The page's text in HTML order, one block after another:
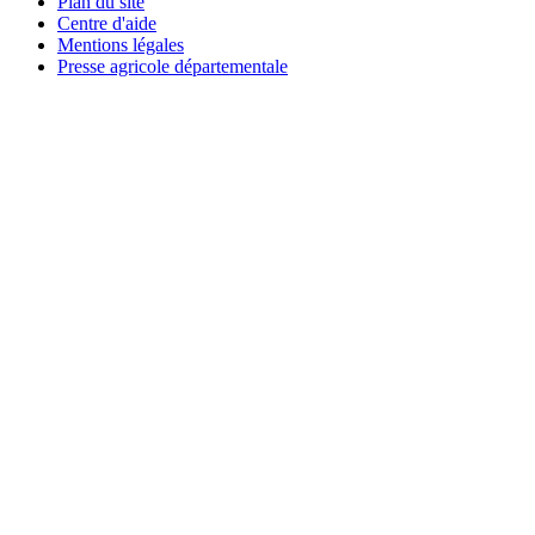
Centre d'aide
Mentions légales
Presse agricole départementale